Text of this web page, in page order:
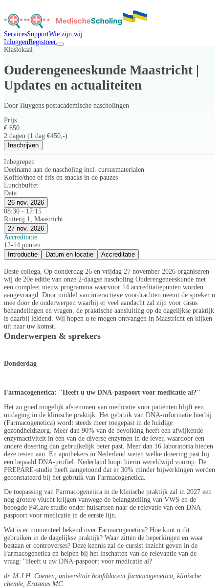
ServicesSupportWie zijn wij
InloggenRegistreer
Klaslokaal
Ouderengeneeskunde Maastricht |
Updates en actualiteiten
Door Huygens postacademische nascholingen
Prijs
€ 650
2 dagen (1 dag €450,-)
Inschrijven
Inbegrepen
Deelname aan de nascholing incl. cursusmaterialen
Koffie/thee of fris en snacks in de pauzes
Lunchbuffet
Data
26 nov. 2026
08:30 - 17:15
Ruiterij 1, Maastricht
27 nov. 2026
Accreditatie
12-14 punten
Introductie
Datum en locatie Accreditatie
Beste collega, Op donderdag 26 en vrijdag 27 november 2026 organiseren
wij de 20e editie van onze 2-daagse nascholing Ouderengeneeskunde met
een compleet nieuw programma waarvoor 14 accreditatiepunten worden
aangevraagd. Door middel van interactieve voordrachten neemt de spreker u
mee door de onderwerpen waarbij er veel aandacht zal zijn voor casus
behandelingen en vragen, de praktische aansluiting op de dagelijkse praktijk
is daarbij leidend. Wij hopen u te mogen ontvangen in Maastricht en kijken
uit naar uw komst.
Onderwerpen & sprekers
Donderdag
Farmacogenetica: "Heeft u uw DNA-paspoort voor medicatie al?''
Het zo goed mogelijk afstemmen van medicatie voor patiënten blijft een
uitdaging in de klinische praktijk. Het gebruik van DNA-informatie hierbij
(Farmacogenetica) wordt steeds meer toegepast in de huidige
gezondheidszorg. Meer dan 90% van de bevolking heeft een afwijkende
enzymactiviteit in één van de diverse enzymen in de lever, waardoor een
andere dosering dan gebruikelijk beter past. Meer dan 16 laboratoria bieden
deze testen aan. En apothekers in Nederland weten welke dosering past bij
een bepaald DNA-profiel: Nederland loopt hierin wereldwijd voorop. De
PREPARE-studie heeft aangetoond dat er 30% minder bijwerkingen werden
geconstateerd bij het gebruik van Farmacogenetica.
De toepassing van Farmacogenetica in de klinische praktijk zal in 2027 een
nog grotere vlucht krijgen vanwege de belangstelling van VWS en de
beoogde P4Care studie onder huisartsen naar de relevatie van een DNA-
paspoort voor medicatie in de eerste lijn.
Wat is er momenteel bekend over Farmacogenetica? Hoe kunt u dit
gebruiken in de dagelijkse praktijk? Waar zitten de beperkingen en waar
bestaan er controverses? Deze kennis zal de cursist inzicht geven in de
Farmacogenetica en helpen bij het inschatten van de relevantie van de
vraag: "Heeft u uw DNA-paspoort voor medicatie al?
dr. M.J.H. Coenen, universitair hoofddocent farmacogenetica, klinische
chemie, Erasmus MC